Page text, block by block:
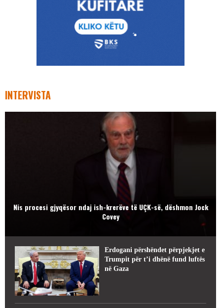
INTERVISTA
Nis procesi gjyqësor ndaj ish-krerëve të UÇK-së, dëshmon Jock
Covey
Erdogani përshëndet përpjekjet e
Trumpit për t’i dhënë fund luftës
në Gaza